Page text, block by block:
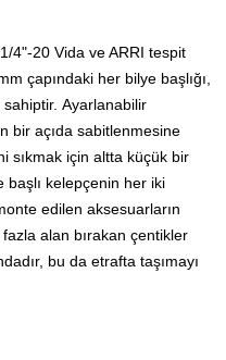
4"-20 Vida ve ARRI tespit
çapındaki her bilye başlığı,
Ayarlanabilir
bir açıda sabitlenmesine
sıkmak için altta küçük bir
başlı kelepçenin her iki
edilen aksesuarların
alan bırakan çentikler
bu da etrafta taşımayı